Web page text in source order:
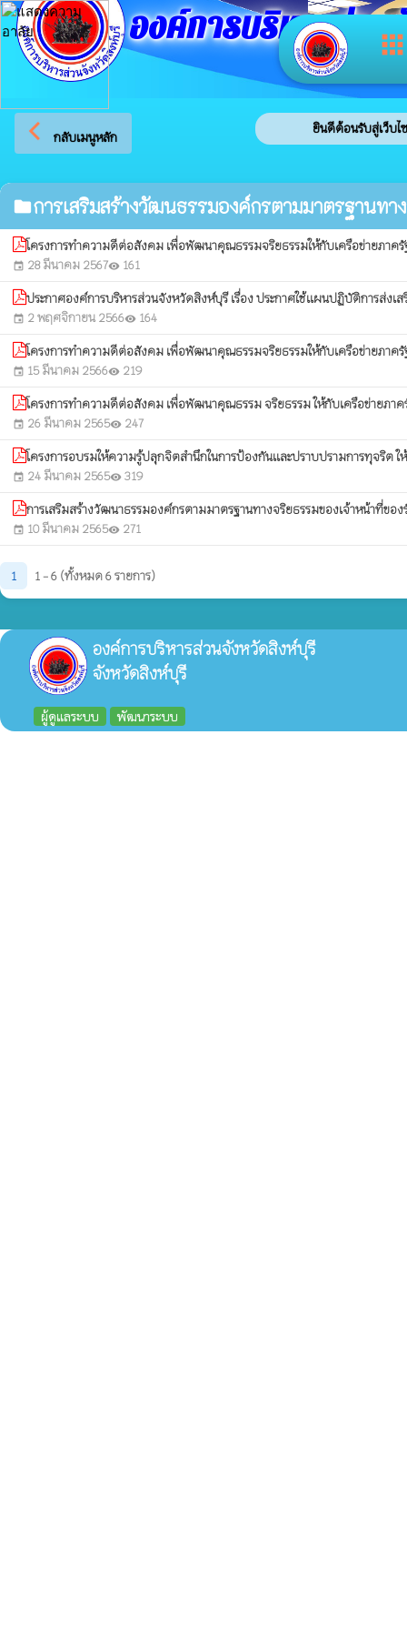
apps
องค์การบริหารส่วน
arrow_back_ios กลับเมนูหลัก
ยินดีต้อนรับสู่เว็บไ
folderการเสริมสร้างวัฒนธรรมองค์กรตามมาตรฐานทา
โครงการทำความดีต่อสังคม เพื่อพัฒนาคุณธรรมจริยธรรมให้กับเครือข่ายภา
event 28 มีนาคม 2567visibility 161
ประกาศองค์การบริหารส่วนจังหวัดสิงห์บุรี เรื่อง ประกาศใช้แผนปฏิบัติการส่
event 2 พฤศจิกายน 2566visibility 164
โครงการทำความดีต่อสังคม เพื่อพัฒนาคุณธรรมจริยธรรมให้กับเครือข่ายภา
event 15 มีนาคม 2566visibility 219
โครงการทำความดีต่อสังคม เพื่อพัฒนาคุณธรรม จริยธรรม ให้กับเครือข่ายภ
event 26 มีนาคม 2565visibility 247
โครงการอบรมให้ความรู้ปลุกจิตสำนึกในการป้องกันและปราบปรามการทุจริต
event 24 มีนาคม 2565visibility 319
การเสริมสร้างวัฒนาธรรมองค์กรตามมาตรฐานทางจริยธรรมของเจ้าหน้าที่ข
event 10 มีนาคม 2565visibility 271
1 1 - 6 (ทั้งหมด 6 รายการ)
องค์การบริหารส่วนจังหวัดสิงห์บุรี
จังหวัดสิงห์บุรี
ผู้ดูแลระบบ พัฒนาระบบ